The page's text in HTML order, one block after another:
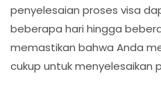
penyelesaian proses visa
beberapa hari hingga
memastikan bahwa Anda
cukup untuk menyelesaikan